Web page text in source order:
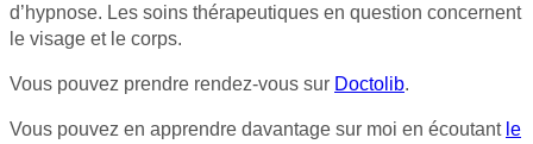
d’hypnose. Les soins thérapeutiques en question concernent
le visage et le corps.
Vous pouvez prendre rendez-vous sur Doctolib.
Vous pouvez en apprendre davantage sur moi en écoutant le